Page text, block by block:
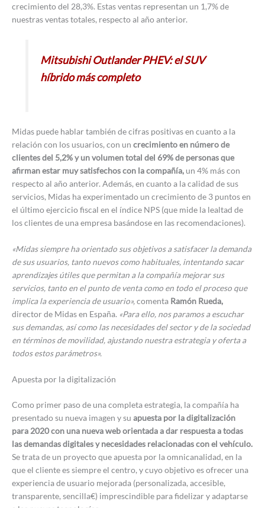
crecimiento del 28,3%. Estas ventas representan un 1,7% de
nuestras ventas totales, respecto al año anterior.
Mitsubishi Outlander PHEV: el SUV
híbrido más completo
Midas puede hablar también de cifras positivas en cuanto a la
relación con los usuarios, con un crecimiento en número de
clientes del 5,2% y un volumen total del 69% de personas que
afirman estar muy satisfechos con la compañía, un 4% más con
respecto al año anterior. Además, en cuanto a la calidad de sus
servicios, Midas ha experimentado un crecimiento de 3 puntos en
el último ejercicio fiscal en el índice NPS (que mide la lealtad de
los clientes de una empresa basándose en las recomendaciones).
«Midas siempre ha orientado sus objetivos a satisfacer la demanda
de sus usuarios, tanto nuevos como habituales, intentando sacar
aprendizajes útiles que permitan a la compañía mejorar sus
servicios, tanto en el punto de venta como en todo el proceso que
implica la experiencia de usuario»,comenta Ramón Rueda,
director de Midas en España. «Para ello, nos paramos a escuchar
sus demandas, así como las necesidades del sector y de la sociedad
en términos de movilidad, ajustando nuestra estrategia y oferta a
todos estos parámetros».
Apuesta por la digitalización
Como primer paso de una completa estrategia, la compañía ha
presentado su nueva imagen y su apuesta por la digitalización
para 2020 con una nueva web orientada a dar respuesta a todas
las demandas digitales y necesidades relacionadas con el vehículo.
Se trata de un proyecto que apuesta por la omnicanalidad, en la
que el cliente es siempre el centro, y cuyo objetivo es ofrecer una
experiencia de usuario mejorada (personalizada, accesible,
transparente, sencilla€) imprescindible para fidelizar y adaptarse